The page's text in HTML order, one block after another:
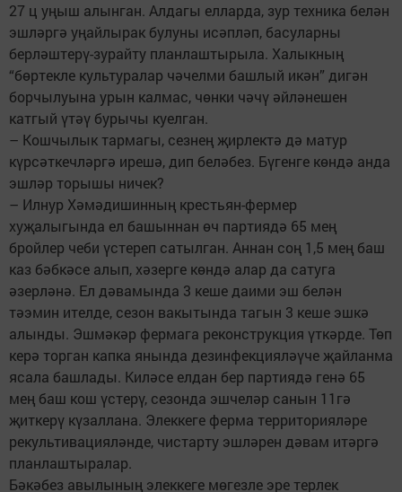
27 ц уңыш алынган. Алдагы елларда, зур техника белән
эшләргә уңайлырак булуны исәпләп, басуларны
берләштерү-зурайту планлаштырыла. Халыкның
“бөртекле культуралар чәчелми башлый икән” дигән
борчылуына урын калмас, чөнки чәчү әйләнешен
катгый үтәү бурычы куелган.
– Кошчылык тармагы, сезнең җирлектә дә матур
күрсәткечләргә ирешә, дип беләбез. Бүгенге көндә анда
эшләр торышы ничек?
– Илнур Хәмәдишинның крестьян-фермер
хуҗалыгында ел башыннан өч партиядә 65 мең
бройлер чеби үстереп сатылган. Аннан соң 1,5 мең баш
каз бәбкәсе алып, хәзерге көндә алар да сатуга
әзерләнә. Ел дәвамында 3 кеше даими эш белән
тәэмин ителде, сезон вакытында тагын 3 кеше эшкә
алынды. Эшмәкәр фермага реконструкция үткәрде. Төп
керә торган капка янында дезинфекцияләүче җайланма
ясала башлады. Киләсе елдан бер партиядә генә 65
мең баш кош үстерү, сезонда эшчеләр санын 11гә
җиткерү күзаллана. Элеккеге ферма территорияләре
рекультивацияләнде, чистарту эшләрен дәвам итәргә
планлаштыралар.
Бәкәбез авылының элеккеге мөгезле эре терлек